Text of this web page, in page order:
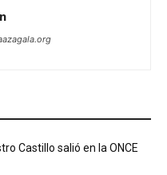
Castillo salió en la ONCE